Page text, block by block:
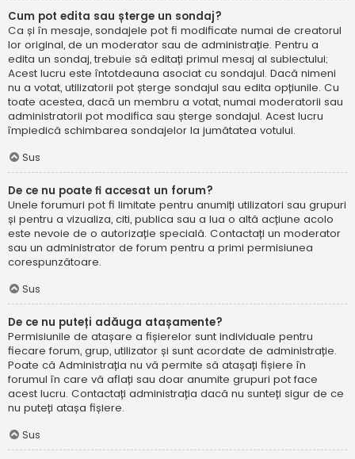
Cum pot edita sau șterge un sondaj?
Ca și în mesaje, sondajele pot fi modificate numai de creatorul
lor original, de un moderator sau de administrație. Pentru a
edita un sondaj, trebuie să editați primul mesaj al subiectului;
Acest lucru este întotdeauna asociat cu sondajul. Dacă nimeni
nu a votat, utilizatorii pot șterge sondajul sau edita opțiunile. Cu
toate acestea, dacă un membru a votat, numai moderatorii sau
administratorii pot modifica sau șterge sondajul. Acest lucru
împiedică schimbarea sondajelor la jumătatea votului.
Sus
De ce nu poate fi accesat un forum?
Unele forumuri pot fi limitate pentru anumiți utilizatori sau grupuri
și pentru a vizualiza, citi, publica sau a lua o altă acțiune acolo
este nevoie de o autorizație specială. Contactați un moderator
sau un administrator de forum pentru a primi permisiunea
corespunzătoare.
Sus
De ce nu puteți adăuga atașamente?
Permisiunile de atașare a fișierelor sunt individuale pentru
fiecare forum, grup, utilizator și sunt acordate de administrație.
Poate că Administrația nu vă permite să atașați fișiere în
forumul în care vă aflați sau doar anumite grupuri pot face
acest lucru. Contactați administrația dacă nu sunteți sigur de ce
nu puteți atașa fișiere.
Sus